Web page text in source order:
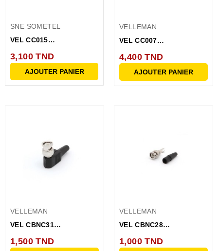
SNE SOMETEL
VEL CC015
MALE COUDE
3,100 TND
AJOUTER PANIER
VELLEMAN
VEL CC007
FEMELLE...
4,400 TND
AJOUTER PANIER
VELLEMAN
VEL CBNC31
90 A VISSER
1,500 TND
VELLEMAN
VEL CBNC28
A VISSER...
1,000 TND